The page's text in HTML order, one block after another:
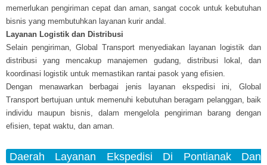
memerlukan pengiriman cepat dan aman, sangat cocok untuk kebutuhan
bisnis yang membutuhkan layanan kurir andal.
Layanan Logistik dan Distribusi
Selain pengiriman, Global Transport menyediakan layanan logistik dan
distribusi yang mencakup manajemen gudang, distribusi lokal, dan
koordinasi logistik untuk memastikan rantai pasok yang efisien.
Dengan menawarkan berbagai jenis layanan ekspedisi ini, Global
Transport bertujuan untuk memenuhi kebutuhan beragam pelanggan, baik
individu maupun bisnis, dalam mengelola pengiriman barang dengan
efisien, tepat waktu, dan aman.
Daerah Layanan Ekspedisi Di Pontianak Dan